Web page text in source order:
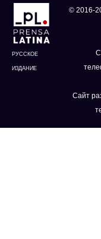
РУССКОЕ
ИЗДАНИЕ
© 2016-
Сайт